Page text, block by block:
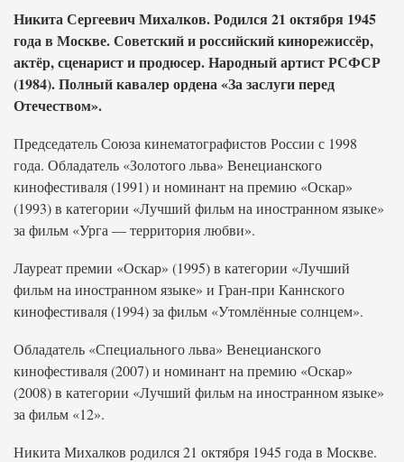
Никита Сергеевич Михалков. Родился 21 октября 1945
года в Москве. Советский и российский кинорежиссёр,
актёр, сценарист и продюсер. Народный артист РСФСР
(1984). Полный кавалер ордена «За заслуги перед
Отечеством».
Председатель Союза кинематографистов России с 1998
года. Обладатель «Золотого льва» Венецианского
кинофестиваля (1991) и номинант на премию «Оскар»
(1993) в категории «Лучший фильм на иностранном языке»
за фильм «Урга — территория любви».
Лауреат премии «Оскар» (1995) в категории «Лучший
фильм на иностранном языке» и Гран-при Каннского
кинофестиваля (1994) за фильм «Утомлённые солнцем».
Обладатель «Специального льва» Венецианского
кинофестиваля (2007) и номинант на премию «Оскар»
(2008) в категории «Лучший фильм на иностранном языке»
за фильм «12».
Никита Михалков родился 21 октября 1945 года в Москве.